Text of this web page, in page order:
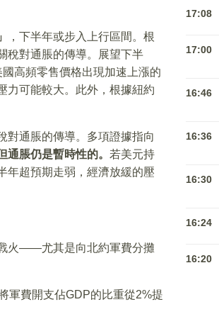
，下半年或步入上行區間。根
稅對通脹的傳導。展望下半
高頻零售價格出現加速上漲的
力可能較大。此外，根據紐約
對通脹的傳導。多項證據指向
脹仍是暫時性的。 若美元持
年超預期走弱，經濟放緩的壓
火——尤其是向北約軍費分攤
軍費開支佔GDP的比重從2%提
17:08
17:00
16:46
16:36
16:30
16:24
16:20